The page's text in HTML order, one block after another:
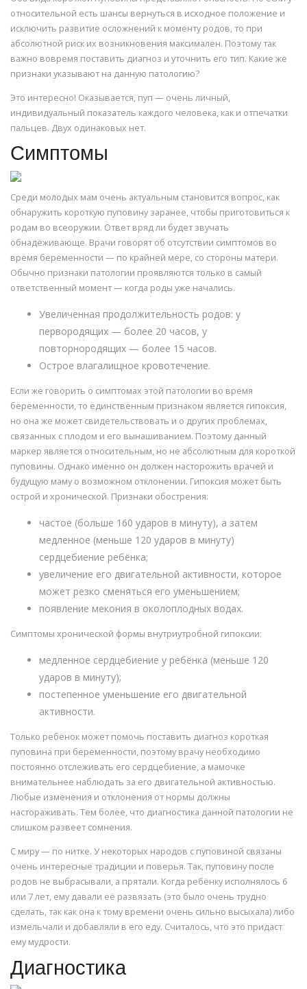
относительной есть шансы вернуться в исходное положение и
исключить развитие осложнений к моменту родов, то при
абсолютной риск их возникновения максимален. Поэтому так
важно вовремя поставить диагноз и уточнить его тип. Какие же
признаки указывают на данную патологию?
Это интересно! Оказывается, пуп — очень личный,
индивидуальный показатель каждого человека, как и отпечатки
пальцев. Двух одинаковых нет.
Симптомы
Среди молодых мам очень актуальным становится вопрос, как
обнаружить короткую пуповину заранее, чтобы приготовиться к
родам во всеоружии. Ответ вряд ли будет звучать
обнадёживающе. Врачи говорят об отсутствии симптомов во
время беременности — по крайней мере, со стороны матери.
Обычно признаки патологии проявляются только в самый
ответственный момент — когда роды уже начались.
Увеличенная продолжительность родов: у
первородящих — более 20 часов, у
повторнородящих — более 15 часов.
Острое влагалищное кровотечение.
Если же говорить о симптомах этой патологии во время
беременности, то единственным признаком является гипоксия,
но она же может свидетельствовать и о других проблемах,
связанных с плодом и его вынашиванием. Поэтому данный
маркер является относительным, но не абсолютным для короткой
пуповины. Однако именно он должен насторожить врачей и
будущую маму о возможном отклонении. Гипоксия может быть
острой и хронической. Признаки обострения:
частое (больше 160 ударов в минуту), а затем
медленное (меньше 120 ударов в минуту)
сердцебиение ребёнка;
увеличение его двигательной активности, которое
может резко сменяться его уменьшением;
появление мекония в околоплодных водах.
Симптомы хронической формы внутриутробной гипоксии:
медленное сердцебиение у ребёнка (меньше 120
ударов в минуту);
постепенное уменьшение его двигательной
активности.
Только ребёнок может помочь поставить диагноз короткая
пуповина при беременности, поэтому врачу необходимо
постоянно отслеживать его сердцебиение, а мамочке
внимательнее наблюдать за его двигательной активностью.
Любые изменения и отклонения от нормы должны
настораживать. Тем более, что диагностика данной патологии не
слишком развеет сомнения.
С миру — по нитке. У некоторых народов с пуповиной связаны
очень интересные традиции и поверья. Так, пуповину после
родов не выбрасывали, а прятали. Когда ребёнку исполнялось 6
или 7 лет, ему давали её развязать (это было очень трудно
сделать, так как она к тому времени очень сильно высыхала) либо
измельчали и добавляли в его еду. Считалось, что это придаст
ему мудрости.
Диагностика